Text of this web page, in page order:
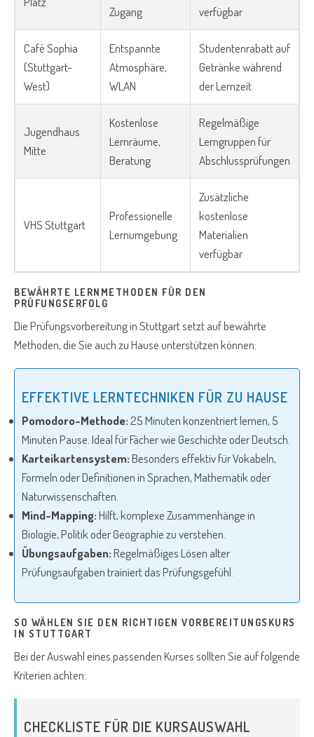
Zugang
verfügbar
Café Sophia
(Stuttgart-
West)
Entspannte
Atmosphäre,
WLAN
Studentenrabatt auf
Getränke während
der Lernzeit
Jugendhaus
Mitte
Kostenlose
Lernräume,
Beratung
Regelmäßige
Lerngruppen für
Abschlussprüfungen
VHS Stuttgart
Professionelle
Lernumgebung
Zusätzliche
kostenlose
Materialien
verfügbar
BEWÄHRTE LERNMETHODEN FÜR DEN
PRÜFUNGSERFOLG
Die Prüfungsvorbereitung in Stuttgart setzt auf bewährte
Methoden, die Sie auch zu Hause unterstützen können:
EFFEKTIVE LERNTECHNIKEN FÜR ZU HAUSE
Pomodoro-Methode:25 Minuten konzentriert lernen, 5
Minuten Pause. Ideal für Fächer wie Geschichte oder Deutsch.
Karteikartensystem:Besonders effektiv für Vokabeln,
Formeln oder Definitionen in Sprachen, Mathematik oder
Naturwissenschaften.
Mind-Mapping:Hilft, komplexe Zusammenhänge in
Biologie, Politik oder Geographie zu verstehen.
Übungsaufgaben:Regelmäßiges Lösen alter
Prüfungsaufgaben trainiert das Prüfungsgefühl.
SO WÄHLEN SIE DEN RICHTIGEN VORBEREITUNGSKURS
IN STUTTGART
Bei der Auswahl eines passenden Kurses sollten Sie auf folgende
Kriterien achten:
CHECKLISTE FÜR DIE KURSAUSWAHL